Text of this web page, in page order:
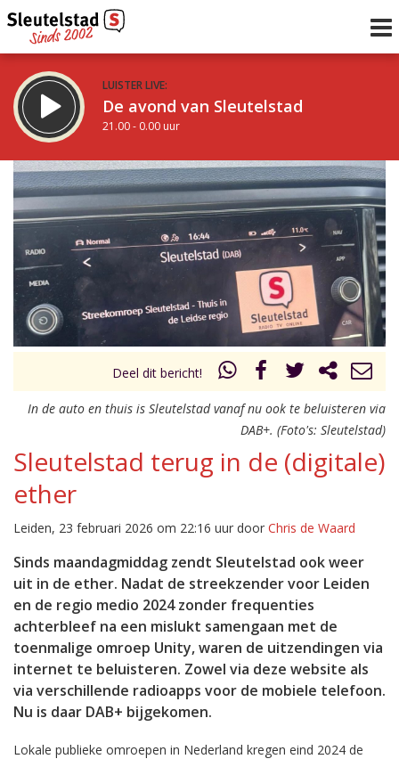
LUISTER LIVE:
De avond van Sleutelstad
21.00 - 0.00 uur
STRAKS:
De nacht van Sleutelstad
0.00 - 6.00 uur
Vorig uur
uur 1 van 0 Volgend uur
Deel dit bericht!
In de auto en thuis is Sleutelstad vanaf nu ook te beluisteren via
DAB+. (Foto's: Sleutelstad)
Sleutelstad terug in de (digitale)
ether
Leiden, 23 februari 2026 om 22:16 uur door Chris de Waard
Sinds maandagmiddag zendt Sleutelstad ook weer
uit in de ether. Nadat de streekzender voor Leiden
en de regio medio 2024 zonder frequenties
achterbleef na een mislukt samengaan met de
toenmalige omroep Unity, waren de uitzendingen via
internet te beluisteren. Zowel via deze website als
via verschillende radioapps voor de mobiele telefoon.
Nu is daar DAB+ bijgekomen.
Lokale publieke omroepen in Nederland kregen eind 2024 de